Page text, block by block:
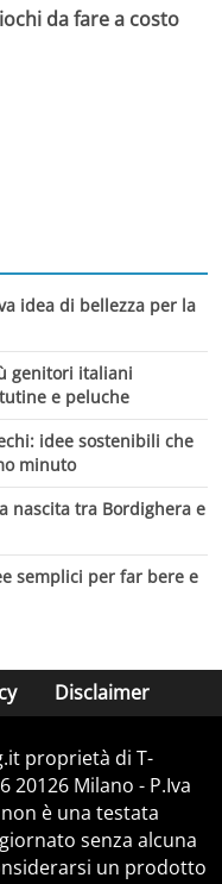
da fare a costo
idea di bellezza per la
genitori italiani
e peluche
idee sostenibili che
minuto
nascita tra Bordighera e
semplici per far bere e
Disclaimer
proprietà di T-
20126 Milano - P.Iva
è una testata
senza alcuna
un prodotto